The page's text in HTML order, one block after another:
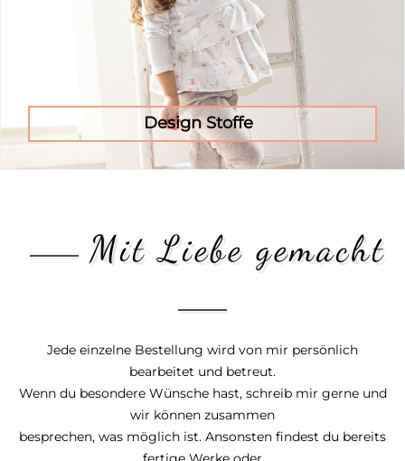
Design Stoffe
Mit Liebe gemacht
Jede einzelne Bestellung wird von mir persönlich
bearbeitet und betreut.
Wenn du besondere Wünsche hast, schreib mir gerne und
wir können zusammen
besprechen, was möglich ist. Ansonsten findest du bereits